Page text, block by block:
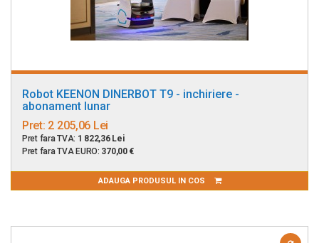
Robot KEENON DINERBOT T9 - inchiriere -
abonament lunar
Pret: 2 205,06 Lei
Pret fara TVA: 1 822,36 Lei
Pret fara TVA EURO: 370,00 €
ADAUGA PRODUSUL IN COS